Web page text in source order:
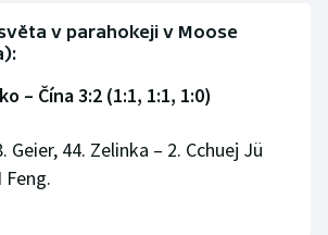
v parahokeji v Moose
– Čína 3:2 (1:1, 1:1, 1:0)
Geier, 44. Zelinka – 2. Cchuej Jü
Feng.